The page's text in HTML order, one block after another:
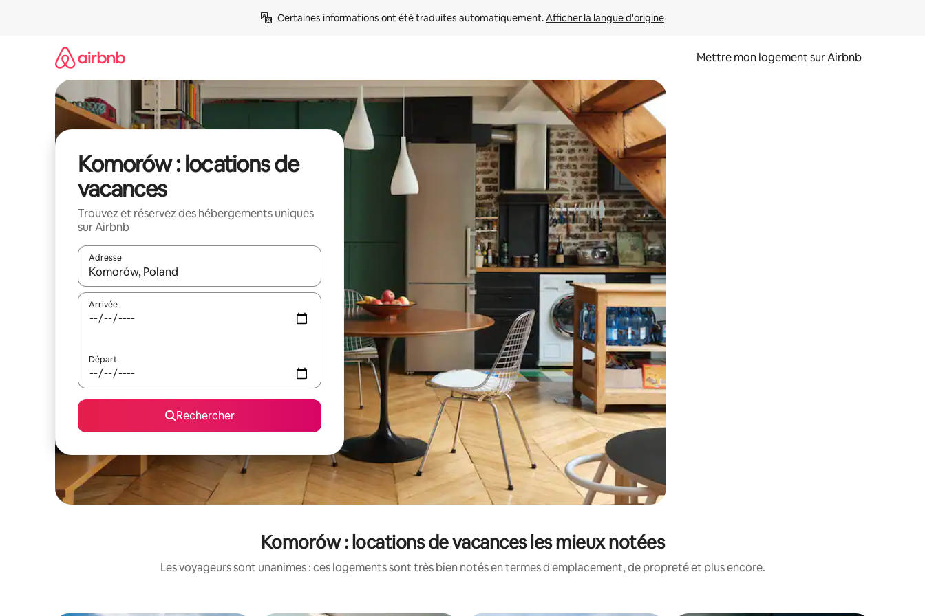
Certaines informations ont été traduites automatiquement. Afficher la langue d'origine
Mettre mon logement sur Airbnb
Komorów : locations de
vacances
Trouvez et réservez des hébergements uniques
sur Airbnb
Adresse
Lorsque les résultats s'affichent, utilisez les flèches vers le haut et vers le bas pour les parcourir ou en appuyant et en faisant glisser.
Arrivée
Départ
Rechercher
Komorów : locations de vacances les mieux notées
Les voyageurs sont unanimes : ces logements sont très bien notés en termes d'emplacement, de propreté et plus encore.